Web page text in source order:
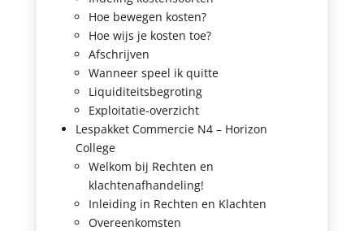
Hoe bewegen kosten?
Hoe wijs je kosten toe?
Afschrijven
Wanneer speel ik quitte
Liquiditeitsbegroting
Exploitatie-overzicht
Lespakket Commercie N4 – Horizon
College
Welkom bij Rechten en
klachtenafhandeling!
Inleiding in Rechten en Klachten
Overeenkomsten